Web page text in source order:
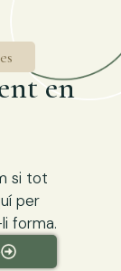
en
si tot
per
forma.